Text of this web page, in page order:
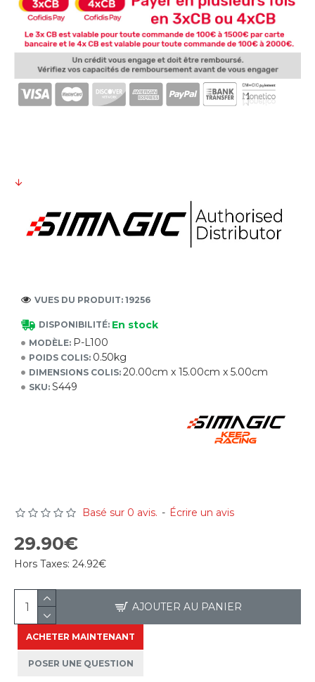
DISPONIBILITÉ: En stock
MODÈLE: P-L100
POIDS COLIS: 0.50kg
DIMENSIONS COLIS: 20.00cm x 15.00cm x 5.00cm
SKU: S449
VUES DU PRODUIT: 19256
Basé sur 0 avis. - Écrire un avis
29.90€
Hors Taxes: 24.92€
AJOUTER AU PANIER
ACHETER MAINTENANT
POSER UNE QUESTION